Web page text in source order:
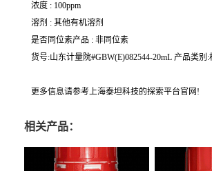
浓度 : 100ppm
溶剂 : 其他有机溶剂
是否同位素产品 : 非同位素
货号:山东计量院#GBW(E)082544-20mL 产品类别:
更多信息请参考上海泰坦科技的探索平台官网!
相关产品：